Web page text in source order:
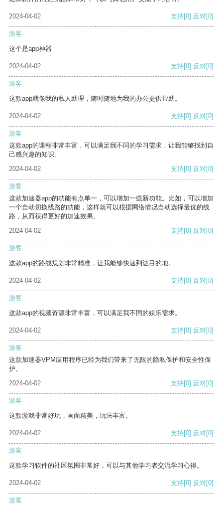
2024-04-02 支持[0] 反对[0]
游客
这个是app神器
2024-04-02 支持[0] 反对[0]
游客
这款app就像我的私人助理，随时随地为我的办公提供帮助。
2024-04-02 支持[0] 反对[0]
游客
这款app的课程非常丰富，可以满足我不同的学习需求，让我能够找到自
己感兴趣的知识。
2024-04-02
支持[0] 反对[0]
游客
这款加速器app的功能有点单一，可以增加一些新功能。比如，可以增加
一个自动切换线路的功能，这样就可以根据网络情况自动选择最优的线
路，从而获得更好的加速效果。
2024-04-02
支持[0] 反对[0]
游客
这款app的路线规划非常精准，让我能够快速到达目的地。
2024-04-02 支持[0] 反对[0]
游客
这款app的视频资源非常丰富，可以满足我不同的娱乐需求。
2024-04-02 支持[0] 反对[0]
游客
这款加速器VPM应用程序已经为我们带来了无限的隐私保护和安全性保
护。
2024-04-02
支持[0] 反对[0]
游客
这款游戏非常好玩，画面精美，玩法丰富。
2024-04-02 支持[0] 反对[0]
游客
这款学习软件的社区氛围非常好，可以与其他学习者交流学习心得。
2024-04-02 支持[0] 反对[0]
游客